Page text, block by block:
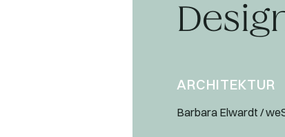
ARCHITEKTUR
Barbara Elwardt /